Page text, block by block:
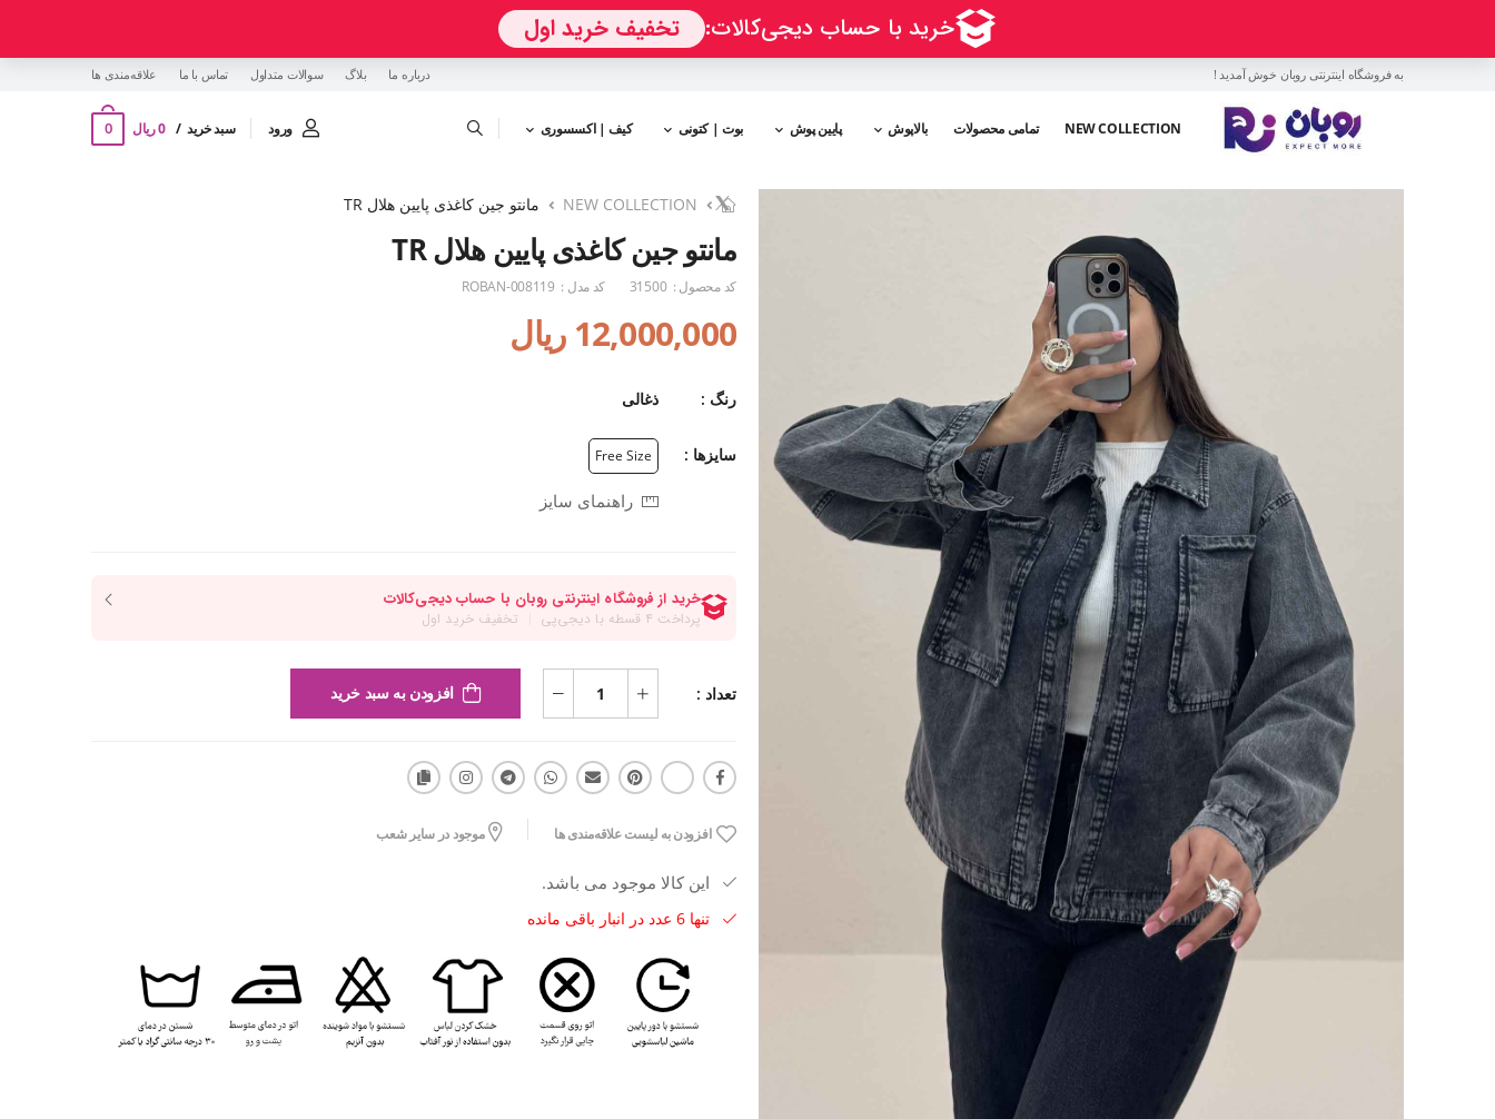
به فروشگاه اینترنتی روبان خوش آمدید ! درباره ما بلاگ سوالات متداول تماس با ما ‌علاقه‌مندی ها
NEW COLLECTION تمامی محصولات بالاپوش پایین پوش بوت | کتونی کیف | اکسسوری ورود سبد خرید 0 ریال 0
NEW COLLECTION مانتو جین کاغذی پایین هلال TR
مانتو جین کاغذی پایین هلال TR
کد محصول : 31500 کد مدل : ROBAN-008119
12,000,000 ریال
رنگ : ذغالی
سایزها : Free Size
راهنمای سایز
تعداد : افزودن به سبد خرید
افزودن به لیست علاقه‌مندی ها موجود در سایر شعب
این کالا موجود می باشد.
تنها 6 عدد در انبار باقی مانده